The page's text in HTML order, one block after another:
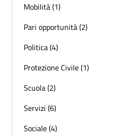
Mobilità (1)
Pari opportunità (2)
Politica (4)
Protezione Civile (1)
Scuola (2)
Servizi (6)
Sociale (4)